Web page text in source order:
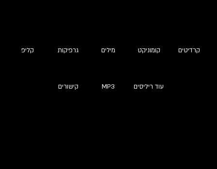
קליפ גרפיקות מילים קומוניקט קרדיטים
קישורים MP3 עוד ריליסים